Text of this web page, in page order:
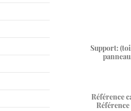
Support:
Référence